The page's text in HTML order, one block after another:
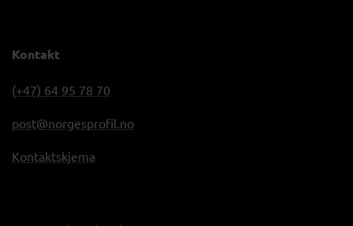
Kontakt
(+47) 64 95 78 70
post@norgesprofil.no
Kontaktskjema